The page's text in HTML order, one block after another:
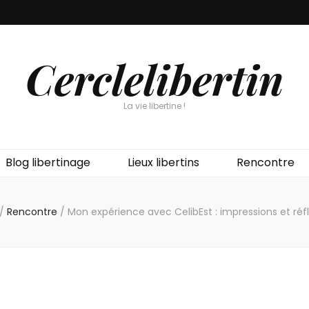
Cerclelibertin
La vie libertine !
Blog libertinage Lieux libertins Rencontre
/ Rencontre / Mon expérience avec CelibEst : impressions et